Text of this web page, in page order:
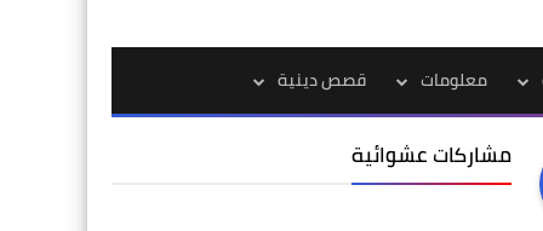
معلومات قصص دينية
مشاركات عشوائية